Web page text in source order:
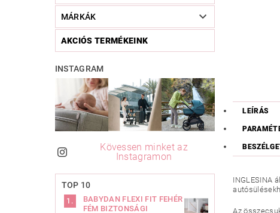
MÁRKÁK
AKCIÓS TERMÉKEINK
INSTAGRAM
Kövessen minket az
Instagramon
TOP 10
BABYDAN FLEXI FIT FEHÉR
FÉM BIZTONSÁGI
LEÍRÁS
INGLESINA
Az